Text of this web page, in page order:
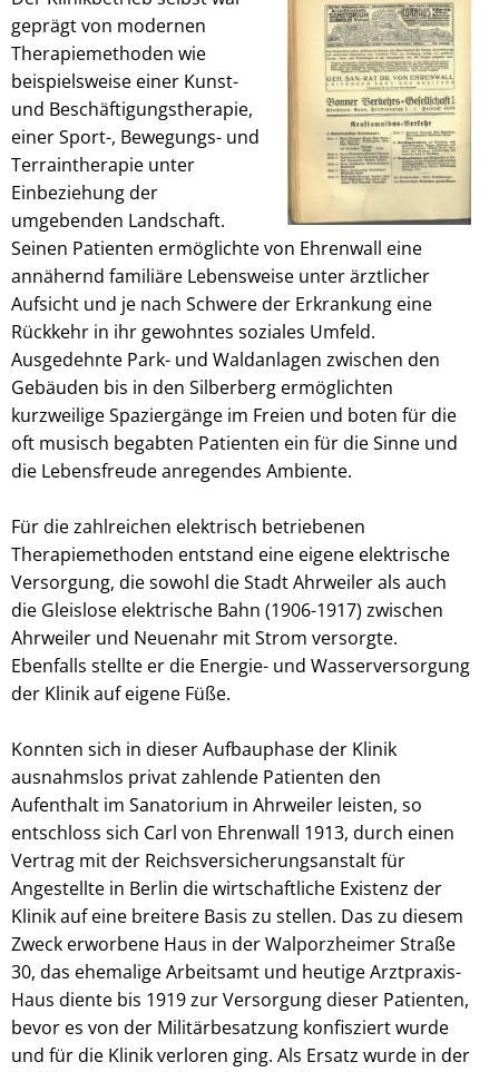
geprägt von modernen
Therapiemethoden wie
beispielsweise einer Kunst-
und Beschäftigungstherapie,
einer Sport-, Bewegungs- und
Terraintherapie unter
Einbeziehung der
umgebenden Landschaft.
Seinen Patienten ermöglichte von Ehrenwall eine
annähernd familiäre Lebensweise unter ärztlicher
Aufsicht und je nach Schwere der Erkrankung eine
Rückkehr in ihr gewohntes soziales Umfeld.
Ausgedehnte Park- und Waldanlagen zwischen den
Gebäuden bis in den Silberberg ermöglichten
kurzweilige Spaziergänge im Freien und boten für die
oft musisch begabten Patienten ein für die Sinne und
die Lebensfreude anregendes Ambiente.
Für die zahlreichen elektrisch betriebenen
Therapiemethoden entstand eine eigene elektrische
Versorgung, die sowohl die Stadt Ahrweiler als auch
die Gleislose elektrische Bahn (1906-1917) zwischen
Ahrweiler und Neuenahr mit Strom versorgte.
Ebenfalls stellte er die Energie- und Wasserversorgung
der Klinik auf eigene Füße.
Konnten sich in dieser Aufbauphase der Klinik
ausnahmslos privat zahlende Patienten den
Aufenthalt im Sanatorium in Ahrweiler leisten, so
entschloss sich Carl von Ehrenwall 1913, durch einen
Vertrag mit der Reichsversicherungsanstalt für
Angestellte in Berlin die wirtschaftliche Existenz der
Klinik auf eine breitere Basis zu stellen. Das zu diesem
Zweck erworbene Haus in der Walporzheimer Straße
30, das ehemalige Arbeitsamt und heutige Arztpraxis-
Haus diente bis 1919 zur Versorgung dieser Patienten,
bevor es von der Militärbesatzung konfisziert wurde
und für die Klinik verloren ging. Als Ersatz wurde in der